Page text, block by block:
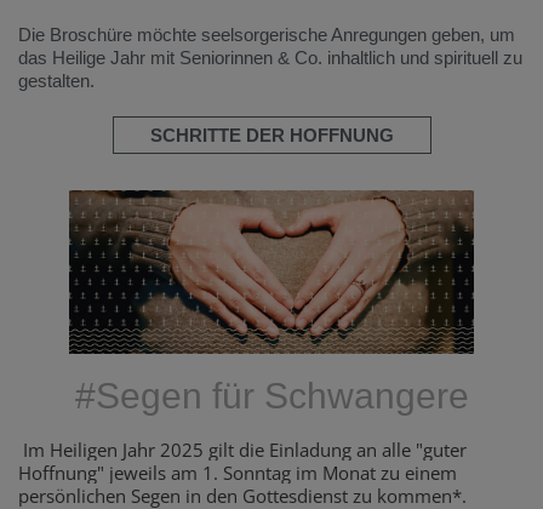
Die Broschüre möchte seelsorgerische Anregungen geben, um
das Heilige Jahr mit Seniorinnen & Co. inhaltlich und spirituell zu
gestalten.
SCHRITTE DER HOFFNUNG
#Segen für Schwangere
Im Heiligen Jahr 2025 gilt die Einladung an alle "guter
Hoffnung" jeweils am 1. Sonntag im Monat zu einem
persönlichen Segen in den Gottesdienst zu kommen*.